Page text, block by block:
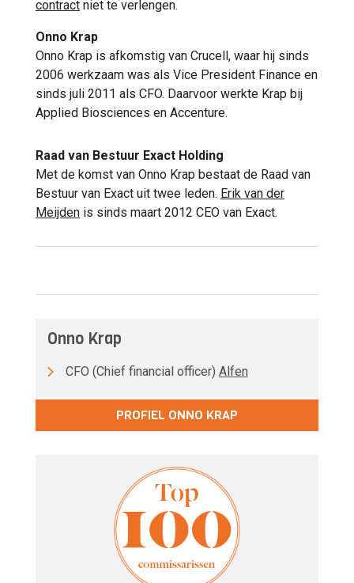
contract niet te verlengen.
Onno Krap
Onno Krap is afkomstig van Crucell, waar hij sinds
2006 werkzaam was als Vice President Finance en
sinds juli 2011 als CFO. Daarvoor werkte Krap bij
Applied Biosciences en Accenture.
Raad van Bestuur Exact Holding
Met de komst van Onno Krap bestaat de Raad van
Bestuur van Exact uit twee leden. Erik van der
Meijden is sinds maart 2012 CEO van Exact.
Onno Krap
CFO (Chief financial officer) Alfen
PROFIEL ONNO KRAP